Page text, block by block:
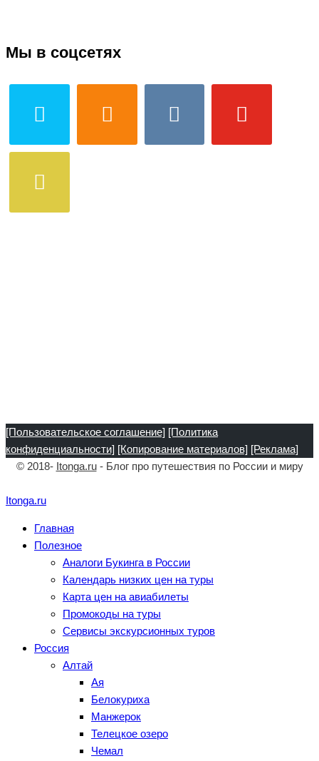
Мы в соцсетях
[Пользовательское соглашение] [Политика
конфиденциальности] [Копирование материалов] [Реклама]
© 2018- Itonga.ru- Блог про путешествия по России и миру
Itonga.ru
Главная
Полезное
Аналоги Букинга в России
Календарь низких цен на туры
Карта цен на авиабилеты
Промокоды на туры
Сервисы экскурсионных туров
Россия
Алтай
Ая
Белокуриха
Манжерок
Телецкое озеро
Чемал